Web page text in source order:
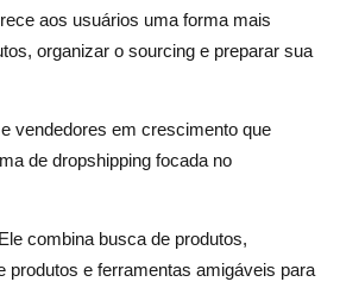
aos usuários uma forma mais
organizar o sourcing e preparar sua
vendedores em crescimento que
de dropshipping focada no
Ele combina busca de produtos,
produtos e ferramentas amigáveis para